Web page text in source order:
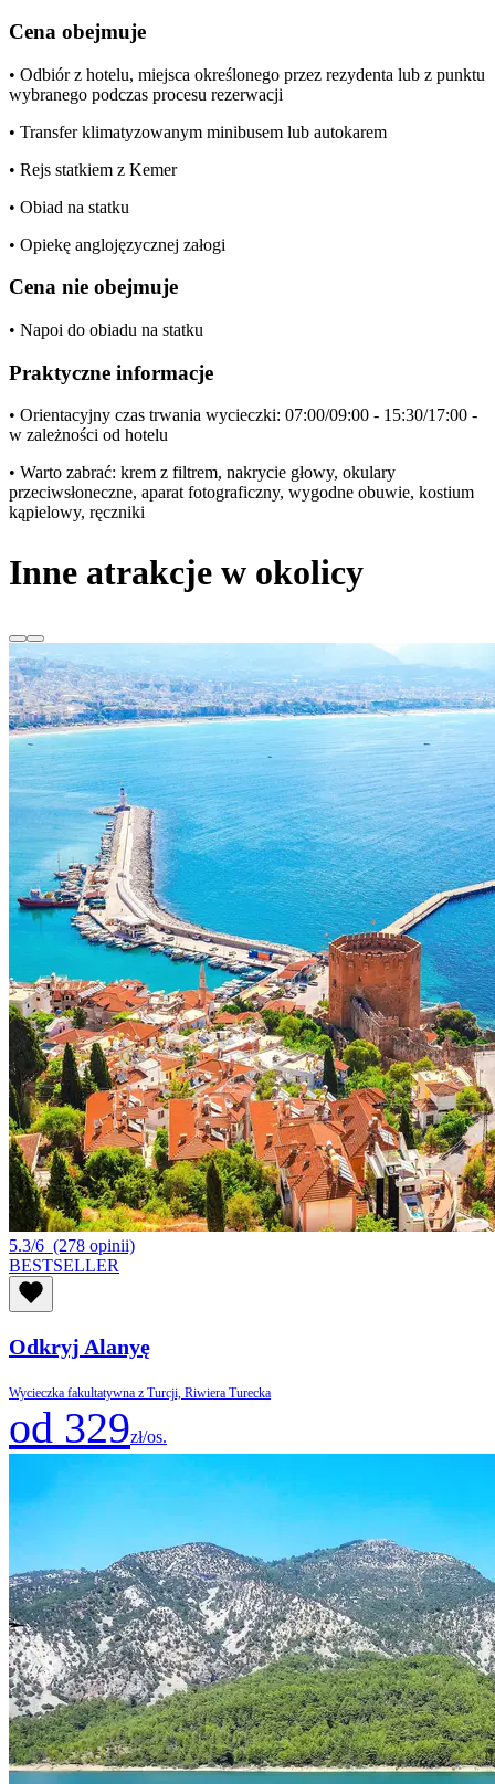
Cena obejmuje
• Odbiór z hotelu, miejsca określonego przez rezydenta lub z punktu
wybranego podczas procesu rezerwacji
• Transfer klimatyzowanym minibusem lub autokarem
• Rejs statkiem z Kemer
• Obiad na statku
• Opiekę anglojęzycznej załogi
Cena nie obejmuje
• Napoi do obiadu na statku
Praktyczne informacje
• Orientacyjny czas trwania wycieczki: 07:00/09:00 - 15:30/17:00 -
w zależności od hotelu
• Warto zabrać: krem z filtrem, nakrycie głowy, okulary
przeciwsłoneczne, aparat fotograficzny, wygodne obuwie, kostium
kąpielowy, ręczniki
Inne atrakcje w okolicy
5.3/6 (278 opinii)
BESTSELLER
Odkryj Alanyę
Wycieczka fakultatywna z Turcji, Riwiera Turecka
od 329zł/os.